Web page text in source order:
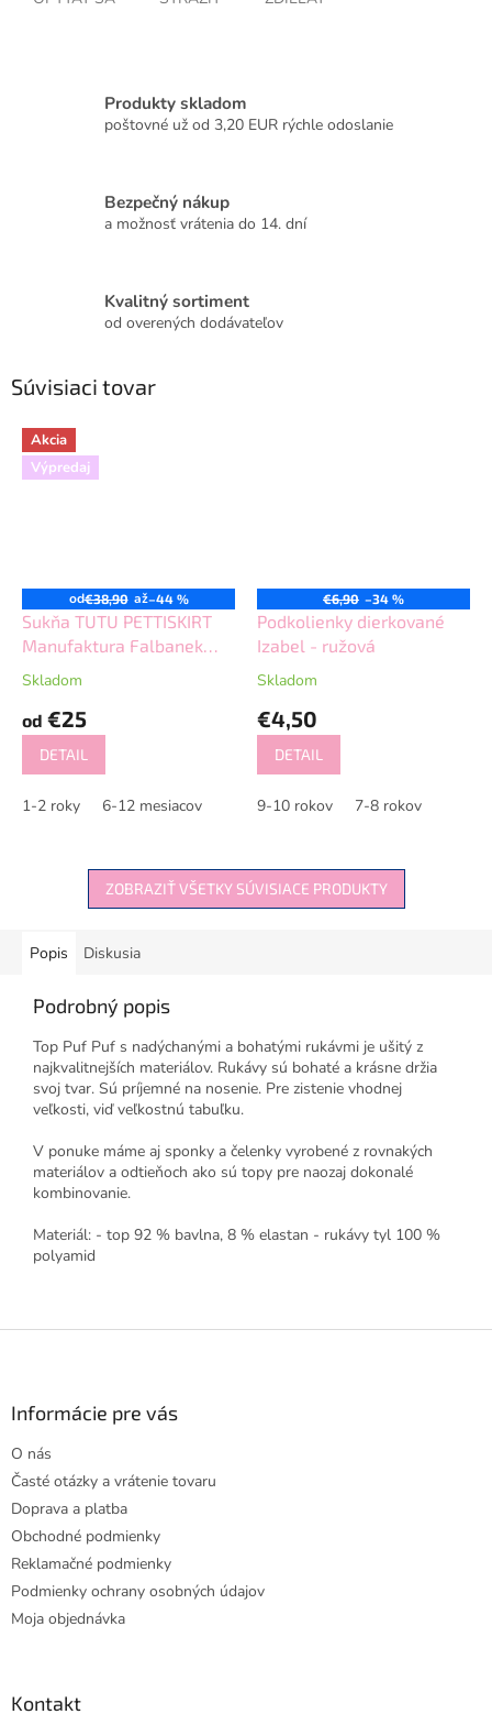
Produkty skladom
poštovné už od 3,20 EUR rýchle odoslanie
Bezpečný nákup
a možnosť vrátenia do 14. dní
Kvalitný sortiment
od overených dodávateľov
Súvisiaci tovar
Akcia
Výpredaj
od€38,90 až–44 %
Sukňa TUTU PETTISKIRT
Manufaktura Falbanek
Skladom
od €25
DETAIL
1-2 roky 6-12 mesiacov
€6,90 –34 %
Podkolienky dierkované
Izabel - ružová
Skladom
€4,50
DETAIL
9-10 rokov 7-8 rokov
ZOBRAZIŤ VŠETKY SÚVISIACE PRODUKTY
Popis Diskusia
Podrobný popis
Top Puf Puf s nadýchanými a bohatými rukávmi je ušitý z
najkvalitnejších materiálov. Rukávy sú bohaté a krásne držia
svoj tvar. Sú príjemné na nosenie. Pre zistenie vhodnej
veľkosti, viď veľkostnú tabuľku.
V ponuke máme aj sponky a čelenky vyrobené z rovnakých
materiálov a odtieňoch ako sú topy pre naozaj dokonalé
kombinovanie.
Materiál: - top 92 % bavlna, 8 % elastan - rukávy tyl 100 %
polyamid
Informácie pre vás
O nás
Časté otázky a vrátenie tovaru
Doprava a platba
Obchodné podmienky
Reklamačné podmienky
Podmienky ochrany osobných údajov
Moja objednávka
Kontakt